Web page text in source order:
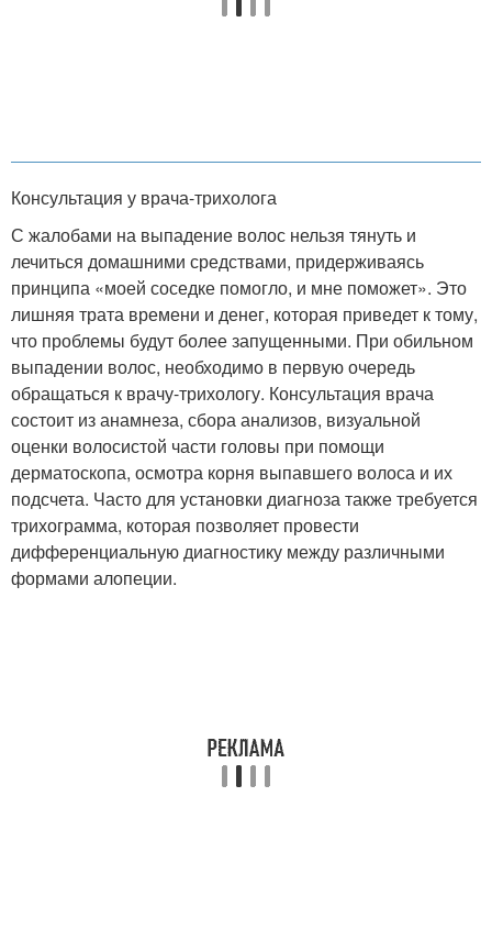
Консультация у врача-трихолога
С жалобами на выпадение волос нельзя тянуть и
лечиться домашними средствами, придерживаясь
принципа «моей соседке помогло, и мне поможет». Это
лишняя трата времени и денег, которая приведет к тому,
что проблемы будут более запущенными. При обильном
выпадении волос, необходимо в первую очередь
обращаться к врачу-трихологу. Консультация врача
состоит из анамнеза, сбора анализов, визуальной
оценки волосистой части головы при помощи
дерматоскопа, осмотра корня выпавшего волоса и их
подсчета. Часто для установки диагноза также требуется
трихограмма, которая позволяет провести
дифференциальную диагностику между различными
формами алопеции.